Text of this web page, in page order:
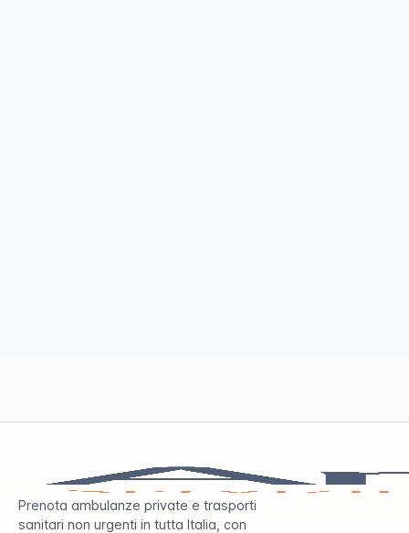
Prenota ambulanze private e trasporti
sanitari non urgenti in tutta Italia, con